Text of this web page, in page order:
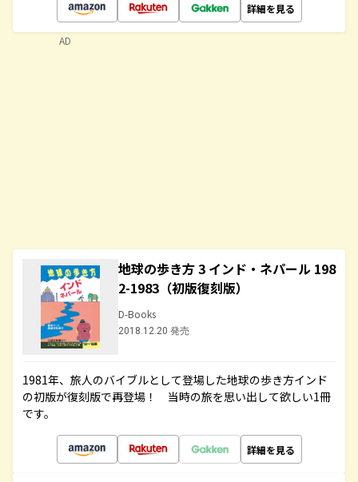
詳細を見る
地球の歩き方 3 インド・ネパール 198
2-1983（初版復刻版）
D-Books
2018.12.20 発売
1981年、旅人のバイブルとして登場した地球の歩き方インド
の初版が復刻版で再登場！ 当時の旅を思い出して欲しい1冊
です。
詳細を見る
AD